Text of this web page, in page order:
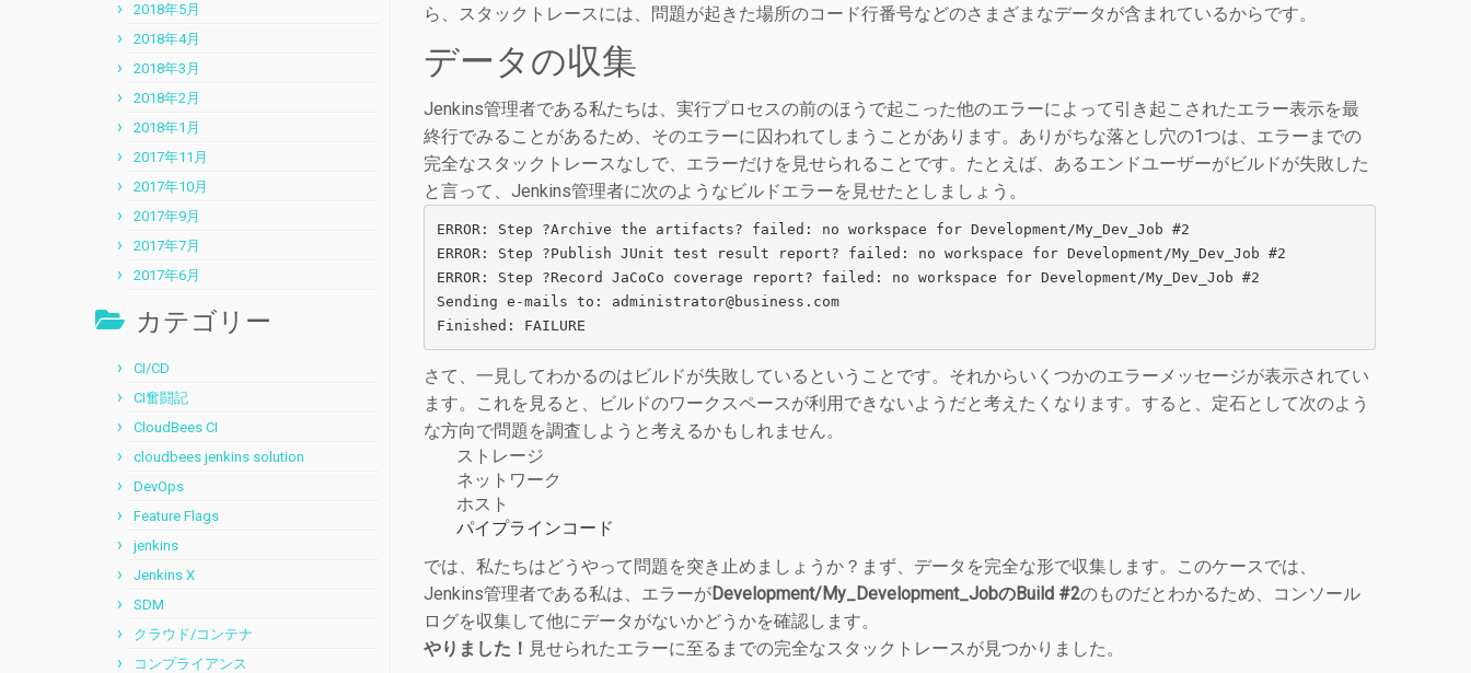
2018年5月
2018年4月
2018年3月
2018年2月
2018年1月
2017年11月
2017年10月
2017年9月
2017年7月
2017年6月
カテゴリー
CI/CD
CI奮闘記
CloudBees CI
cloudbees jenkins solution
DevOps
Feature Flags
jenkins
Jenkins X
SDM
クラウド/コンテナ
コンプライアンス
ら、スタックトレースには、問題が起きた場所のコード行番号などのさまざまなデータが含まれているからです。
データの収集
Jenkins管理者である私たちは、実行プロセスの前のほうで起こった他のエラーによって引き起こされたエラー表示を最
終行でみることがあるため、そのエラーに囚われてしまうことがあります。ありがちな落とし穴の1つは、エラーまでの
完全なスタックトレースなしで、エラーだけを見せられることです。たとえば、あるエンドユーザーがビルドが失敗した
と言って、Jenkins管理者に次のようなビルドエラーを見せたとしましょう。
ERROR: Step ?Archive the artifacts? failed: no workspace for Development/My_Dev_Job #2
ERROR: Step ?Publish JUnit test result report? failed: no workspace for Development/My_Dev_Job #2
ERROR: Step ?Record JaCoCo coverage report? failed: no workspace for Development/My_Dev_Job #2
Sending e-mails to: administrator@business.com
Finished: FAILURE
さて、一見してわかるのはビルドが失敗しているということです。それからいくつかのエラーメッセージが表示されてい
ます。これを見ると、ビルドのワークスペースが利用できないようだと考えたくなります。すると、定石として次のよう
な方向で問題を調査しようと考えるかもしれません。
ストレージ
ネットワーク
ホスト
パイプラインコード
では、私たちはどうやって問題を突き止めましょうか？まず、データを完全な形で収集します。このケースでは、
Jenkins管理者である私は、エラーがDevelopment/My_Development_JobのBuild #2のものだとわかるため、コンソール
ログを収集して他にデータがないかどうかを確認します。
やりました！ 見せられたエラーに至るまでの完全なスタックトレースが見つかりました。